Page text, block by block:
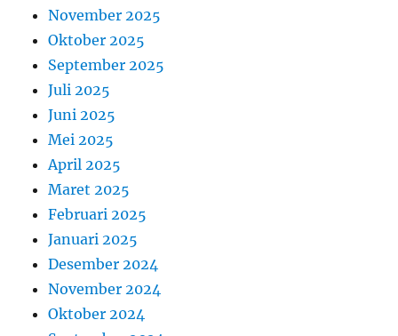
November 2025
Oktober 2025
September 2025
Juli 2025
Juni 2025
Mei 2025
April 2025
Maret 2025
Februari 2025
Januari 2025
Desember 2024
November 2024
Oktober 2024